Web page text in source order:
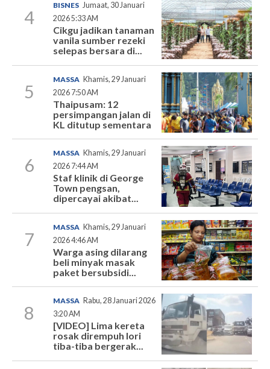
4
BISNES Jumaat, 30 Januari
2026 5:33 AM
Cikgu jadikan tanaman
vanila sumber rezeki
selepas bersara di...
5
MASSA Khamis, 29 Januari
2026 7:50 AM
Thaipusam: 12
persimpangan jalan di
KL ditutup sementara
6
MASSA Khamis, 29 Januari
2026 7:44 AM
Staf klinik di George
Town pengsan,
dipercayai akibat...
7
MASSA Khamis, 29 Januari
2026 4:46 AM
Warga asing dilarang
beli minyak masak
paket bersubsidi...
8
MASSA Rabu, 28 Januari 2026
3:20 AM
[VIDEO] Lima kereta
rosak dirempuh lori
tiba-tiba bergerak...